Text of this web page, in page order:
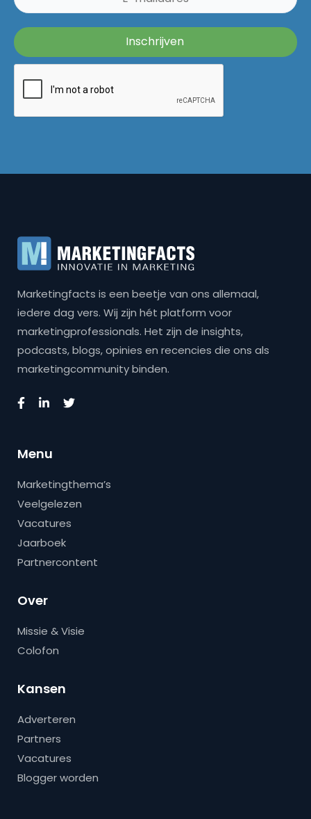
Marketingfacts is een beetje van ons allemaal,
iedere dag vers. Wij zijn hét platform voor
marketingprofessionals. Het zijn de insights,
podcasts, blogs, opinies en recencies die ons als
marketingcommunity binden.
Menu
Marketingthema’s
Veelgelezen
Vacatures
Jaarboek
Partnercontent
Over
Missie & Visie
Colofon
Kansen
Adverteren
Partners
Vacatures
Blogger worden